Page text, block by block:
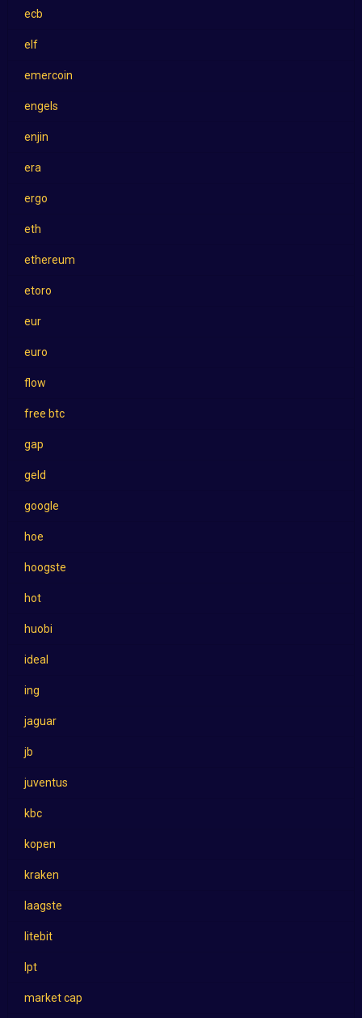
ecb
elf
emercoin
engels
enjin
era
ergo
eth
ethereum
etoro
eur
euro
flow
free btc
gap
geld
google
hoe
hoogste
hot
huobi
ideal
ing
jaguar
jb
juventus
kbc
kopen
kraken
laagste
litebit
lpt
market cap